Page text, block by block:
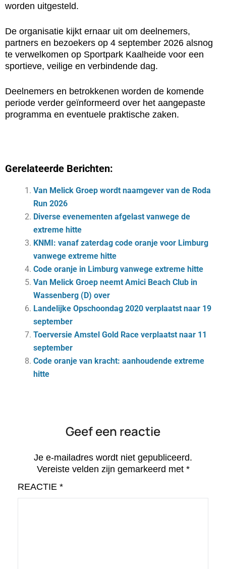
worden uitgesteld.
De organisatie kijkt ernaar uit om deelnemers,
partners en bezoekers op 4 september 2026 alsnog
te verwelkomen op Sportpark Kaalheide voor een
sportieve, veilige en verbindende dag.
Deelnemers en betrokkenen worden de komende
periode verder geïnformeerd over het aangepaste
programma en eventuele praktische zaken.
Gerelateerde Berichten:
Van Melick Groep wordt naamgever van de Roda
Run 2026
Diverse evenementen afgelast vanwege de
extreme hitte
KNMI: vanaf zaterdag code oranje voor Limburg
vanwege extreme hitte
Code oranje in Limburg vanwege extreme hitte
Van Melick Groep neemt Amici Beach Club in
Wassenberg (D) over
Landelijke Opschoondag 2020 verplaatst naar 19
september
Toerversie Amstel Gold Race verplaatst naar 11
september
Code oranje van kracht: aanhoudende extreme
hitte
Geef een reactie
Je e-mailadres wordt niet gepubliceerd.
Vereiste velden zijn gemarkeerd met *
REACTIE *